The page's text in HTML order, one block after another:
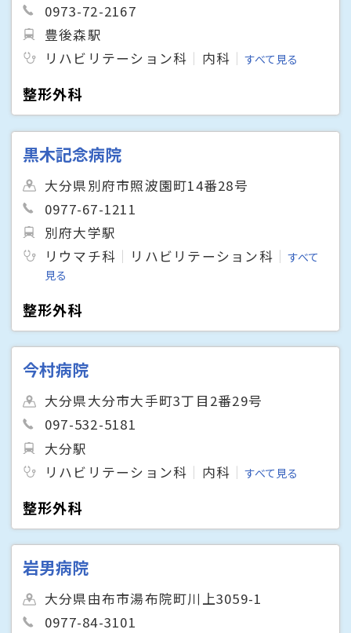
0973-72-2167
豊後森駅
リハビリテーション科
内科 すべて見る
整形外科
黒木記念病院
大分県別府市照波園町14番28号
0977-67-1211
別府大学駅
リウマチ科
リハビリテーション科
すべて
見る
整形外科
今村病院
大分県大分市大手町3丁目2番29号
097-532-5181
大分駅
リハビリテーション科
内科 すべて見る
整形外科
岩男病院
大分県由布市湯布院町川上3059-1
0977-84-3101